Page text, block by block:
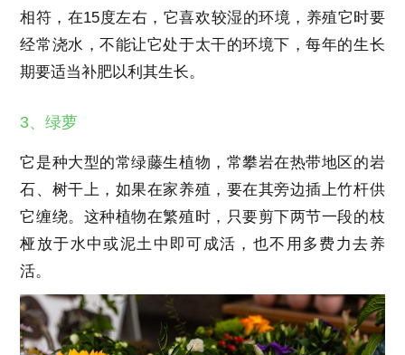
相符，在15度左右，它喜欢较湿的环境，养殖它时要
经常浇水，不能让它处于太干的环境下，每年的生长
期要适当补肥以利其生长。
3、绿萝
它是种大型的常绿藤生植物，常攀岩在热带地区的岩
石、树干上，如果在家养殖，要在其旁边插上竹杆供
它缠绕。这种植物在繁殖时，只要剪下两节一段的枝
桠放于水中或泥土中即可成活，也不用多费力去养
活。